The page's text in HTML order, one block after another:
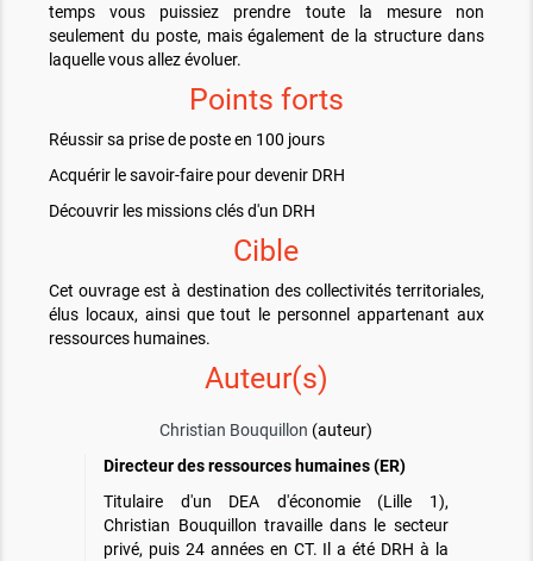
temps vous puissiez prendre toute la mesure non
seulement du poste, mais également de la structure dans
laquelle vous allez évoluer.
Points forts
Réussir sa prise de poste en 100 jours
Acquérir le savoir-faire pour devenir DRH
Découvrir les missions clés d'un DRH
Cible
Cet ouvrage est à destination des collectivités territoriales,
élus locaux, ainsi que tout le personnel appartenant aux
ressources humaines.
Auteur(s)
Christian Bouquillon (auteur)
Directeur des ressources humaines (ER)
Titulaire d'un DEA d'économie (Lille 1),
Christian Bouquillon travaille dans le secteur
privé, puis 24 années en CT. Il a été DRH à la